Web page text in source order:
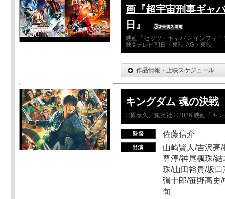
画『超宇宙刑事ギャ
日』
映画「ゼッツ・ギャバン インフィ
映©テレビ朝日・東映 AG・東映
作品情報・上映スケジュール
キングダム 魂の決戦
©原泰久／集英社 ©2026 映画「キ
佐藤信介
山崎賢人/吉沢亮
尊淳/神尾楓珠/
珠/山田裕貴/坂
彌十郎/笹野高史
旬